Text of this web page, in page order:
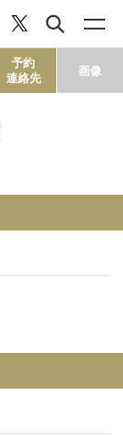
予約
連絡先
画像